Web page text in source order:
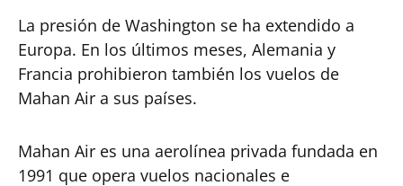
La presión de Washington se ha extendido a
Europa. En los últimos meses, Alemania y
Francia prohibieron también los vuelos de
Mahan Air a sus países.
Mahan Air es una aerolínea privada fundada en
1991 que opera vuelos nacionales e